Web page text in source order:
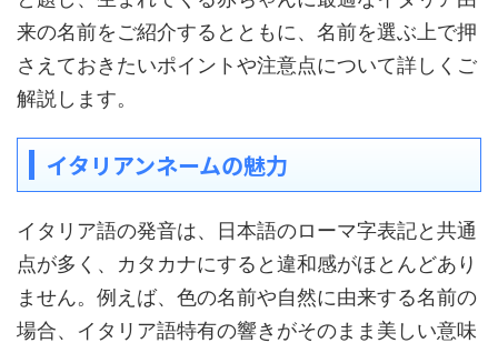
来の名前をご紹介するとともに、名前を選ぶ上で押
さえておきたいポイントや注意点について詳しくご
解説します。
イタリアンネームの魅力
イタリア語の発音は、日本語のローマ字表記と共通
点が多く、カタカナにすると違和感がほとんどあり
ません。例えば、色の名前や自然に由来する名前の
場合、イタリア語特有の響きがそのまま美しい意味